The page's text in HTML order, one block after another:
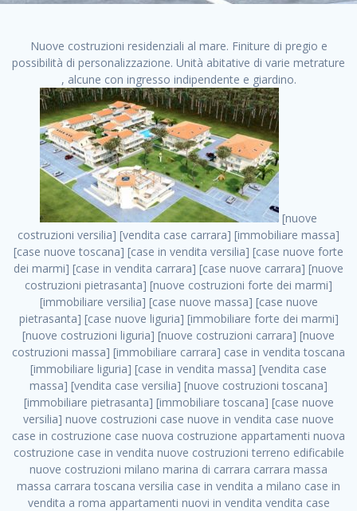
Nuove costruzioni residenziali al mare. Finiture di pregio e
possibilità di personalizzazione. Unità abitative di varie metrature
, alcune con ingresso indipendente e giardino.
[nuove costruzioni versilia] [vendita case carrara] [immobiliare massa] [case nuove toscana] [case in vendita versilia] [case nuove forte dei marmi] [case in vendita carrara] [case nuove carrara] [nuove costruzioni pietrasanta] [nuove costruzioni forte dei marmi] [immobiliare versilia] [case nuove massa] [case nuove pietrasanta] [case nuove liguria] [immobiliare forte dei marmi] [nuove costruzioni liguria] [nuove costruzioni carrara] [nuove costruzioni massa] [immobiliare carrara] case in vendita toscana [immobiliare liguria] [case in vendita massa] [vendita case massa] [vendita case versilia] [nuove costruzioni toscana] [immobiliare pietrasanta] [immobiliare toscana] [case nuove versilia] nuove costruzioni case nuove in vendita case nuove case in costruzione case nuova costruzione appartamenti nuova costruzione case in vendita nuove costruzioni terreno edificabile nuove costruzioni milano marina di carrara carrara massa massa carrara toscana versilia case in vendita a milano case in vendita a roma appartamenti nuovi in vendita vendita case milano case in vendita torino case in vendita milano case di nuova costruzione nuove costruzioni roma case in vendita roma , case in vendita morena roma . vendita case roma vendita case torino villette nuova costruzione vendita case privati cerco casa milano vendita case impresa edile vendita case genova vendita immobili vendita case nuove cerco casa ville nuova costruzione annunci case in vendita case in vendita nuova costruzione nuove case in vendita case in vendita da privati villette a schiera cerco casa in vendita case in affitto vendita nuove costruzioni costruire case affitto affitto negozio milano cerco casa roma cerco casa nuova costruzione appartamenti in costruzione, case in vendita morena roma . case nuove vendita case in vendita nuove case nuove milano nuove costruzioni morena case in vendita costruzioni case case in vendita tor vergata nuova annunci vendita case case in vendita milano centro, case in vendita morena roma . vendita case nuova costruzione case in vendita privati agenzia immobiliare appartamenti di nuova costruzione ville in costruzione case in vendita a opera nuova costruzione nuove costruzioni torino, case in vendita morena roma . appartamenti nuovi impresa edile roma trova casa costruzioni nuove appartamenti in affitto cantieri in costruzione, case in vendita morena roma . immobiliare nuove costruzioni case in vendita dragona appartamenti in vendita siti vendita case case in vendita roma nord nuovi costruzioni ville nuove in vendita nuove costruzioni in vendita trovocasa cerco casa affitto villette in vendita nuove costruzioni immobiliari nuove costruzioni bologna toscano immobiliare palermo nuovi appartamenti vendita case dragona nuova costruzione case in vendita villaggio prenestino, case in vendita morena roma . case in vendita dal costruttore imprese edili torino nuove costruzioni firenze immobiliare case nuove in costruzione toscano immobiliare milano, case in vendita morena roma . casanuova case in vendita acilia dragona case in vendita di nuova costruzione case in vendita da costruttore nuove costruzioni eur case e cantieri appartamenti in vendita nuova costruzione case in vendita a dragona roma case in vendita nuove case in costruzione porta portese immobiliare appartamenti cerco casa disperatamente case in vendita torresina cascine in vendita vendita immobili roma, case in vendita morena roma . milano nuove costruzioni morena case in vendita costruzioni edili nuove costruzioni catania visure catastali on line gratis nuove costruzioni monza case in costruzione milano, case in vendita morena roma . nuove costruzioni boccea vendita immobili milano attico immobiliare roma vendita imprese edili bergamo impresa edile bologna case in vendita a classe appartamento nuovo nuove costruzioni pietralata case costruzione case in vendita roma sud nuove costruzioni residenziali a milano appartamenti nuova costruzione milano case in vendita boccea case in vendita morena nuove costruzioni vendita immobili privati, case in vendita morena roma . comprare casa nuova costruzione case in vendita con leasing case in vendita ostia antica case nuova costruzione milano appartamenti nuovi milano case nuove roma nuove costruzioni bari edilizia convenzionata case in vendita a tortona villaggio prenestino case in vendita toscano immobiliare professione casa nuove costruzioni parma impresa costruzioni nuove case nuove costruzioni bergamo vendita immobili torino ville di nuova costruzione solo affitti appartamento nuovo in vendita appartamenti nuova costruzione roma case nuova costruzione roma, case in vendita morena roma . nuove costruzioni a milano case in costruzione roma impresa di costruzioni grimaldi immobiliare costruzioni villetta nuova costruzione case in vendita da imprese edili cerco casa a acquisto casa in costruzione nuove costruzioni mare costruzioni immobiliari cantieri nuove costruzioni acquisto casa nuova costruzione nuove costruzioni padova comprare casa in costruzione impresa edile napoli nuove costruzioni pescara casa risorse immobiliari, case in vendita morena roma . immobili in costruzione villette nuove villette nuove in vendita gabetti imprese edili verona nuove costruzioni milano sud nuovi immobili nuove costruzioni legnano, case in vendita morena roma . cantieri nuove costruzioni milano villa nuova case vendita nuove costruzioni appartamenti in vendita nuovi immobili nuovi costruttori case imprese edili brescia nuovi appartamenti milano case in vendita selva nera casa nuova retecasa case nuova costruzione in vendita monolocale imprese edili firenze imprese edili padova frimm vendita case dragona nuove costruzioni vendita imprese edili parma imprese di costruzioni milano immobiliare toscano frimm immobiliare roma case case dal costruttore acquisto terreno agricolo imprese edili italiane roma vende casa case nuove a milano nuove costruzioni a roma imprese costruzioni roma cerco casa nuova immobili di nuova costruzione case in vendita castelverde roma impresa edile palermo rent to buy roma nuove costruzioni, case in vendita morena roma . tempocasa case in vendita a riscatto nuove costruzioni varese nuove costruzioni bolzano vendita case in costruzione nuove costruzioni lecce cantiere milano costruire villa imprese edili treviso impresa edile catania case in vendita roma tiburtina vendita appartamenti nuova costruzione vendita immobili commerciali case nuove in vendita milano nuove costruzioni seregno cerca casa vendita cerco casa milano vendita nuove costruzioni milano ovest vendita case nuove milano imprese edili modena nuove costruzioni milano centro case in vendita aranova nuove abitazioni, case in vendita morena roma ., case in vendita morena roma . nuove costruzioni brescia nuove costruzioni como appartamenti nuovi in vendita a milano case in vendita bologna nuove costruzioni appartamenti in vendita milano nuova costruzione imprese edili como morena nuove costruzioni nuove costruzioni case vendita appartamenti nuovi nuove costruzioni salerno eurekasa villette in costruzione bilocali nuovi case nuove in vendita a roma case in vendita con permuta nuove costruzioni trento impresa edile varese imprese costruzioni milano imprese edili venezia case in vendita prenestina imprese edili spa nuove costruzioni gallarate roma nuove costruzioni case in nuova costruzione nuovi case nuove in vendita a milano nuove costruzioni loano nuovi cantieri milano imprese edili novara case in vendita roma est imprese di costruzioni roma appartamenti in costruzione milano nuovi cantieri cerco casa vendita milano nuove costruzioni brugherio vendita case da imprese edili imprese edili udine nuove costruzioni direttamente dal costruttore imprese edili vicenza case in vendita a loano nuova costruzione nuove villette prezzi case nuove case in vendita in costruzione compravendita terreno agricolo cantiere, case in vendita morena roma . case in vendita milano navigli costruzione nuova casa costruzioni nuove milano nuove costruzioni roma rent to buy nuove costruzioni taranto palazzo in costruzione vendita appartamenti nuova costruzione milano centro costruzioni milano case in vendita milano nuove costruzioni case in vendita milano sud impresa edile como case nuove a roma boccea case in vendita imprese edili trento nuove costruzioni buccinasco case in costruzione a milano nuove costruzioni ripamonti case in vendita a salerno nuove costruzioni nuove residenze milano case nuove vendita milano nuove costruzioni milano nord nuove costruzioni livorno vendita nuove costruzioni roma nuove costruzioni liguria costruzioni roma cerco casa roma vendita nuove costruzioni classe a impresa edile rimini nuovi annunci case in vendita nuove costruzioni magenta todini costruzioni case grezze in vendita vendita appartamenti nuovi milano case in vendita gallaratese milano nuove costruzioni arezzo, case in vendita morena roma . case in vendita castelverde case nuove dal costruttore nuovo appartamento nuove costruzioni desenzano imprese edili lombardia imprese edili veneto appartamenti in costruzione roma case vendita pescara nuove costruzioni case in vendita ad acilia imprese edili verona e provincia nuove costruzioni desio appartamenti classe a milano firenze nuove costruzioni pirelli re immobiliare grandi imprese di costruzioni case in vendita torresina roma case in vendita navigli milano nuove costruzioni roma centro nuovecostruzioni appartamenti nuovi a milano impresa edile ancona nuove residenze dragona case in vendita nuove costruzioni brindisi vendita nuove costruzioni milano case in vendita arredat